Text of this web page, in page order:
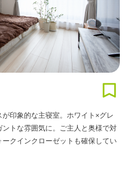
印象的な主寝室。ホワイト×グレ
トな雰囲気に。ご主人と奥様で対
クインクローゼットも確保してい